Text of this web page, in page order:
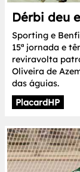
Dérbi deu
Sporting e
15ª jornada e
reviravolta
Oliveira de
das águias.
PlacardHP